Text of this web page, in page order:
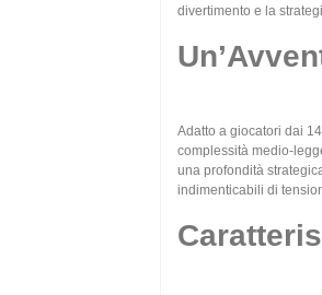
divertimento e la
Adatto a giocatori dai
complessità medio-
una profondità
indimenticabili di